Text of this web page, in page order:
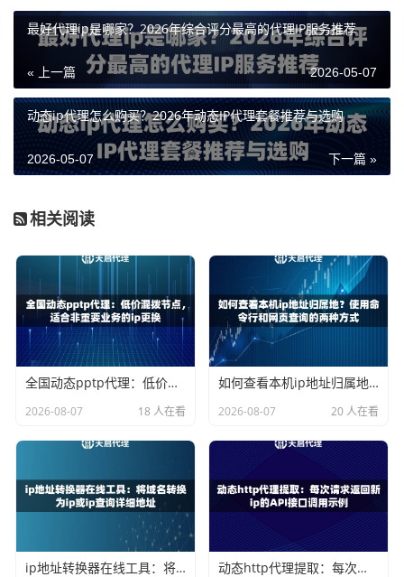
化。这对于需要IP高度稳定的电商运营来说是致命的。
而专业的代理IP服务，特别是静态长效代理IP，正是为了解
决这个问题而生的。它能够为你提供一个长期稳定不变的IP
地址，完美契合电商账号IP绑定的需求。通过代理IP，你的
网络请求会先经过代理服务器，再由代理服务器访问目标平
台，这样平台看到的就是代理服务器的固定IP，而非你本地
不稳定的网络IP。
如何利用天启代理实现电商多平台IP绑定
天启代理提供的企业级代理服务，其 长效静态IP产品非常适
合电商固定IP的场景。下面是一个清晰的操作步骤：
第一步：规划IP分配方案
在开始之前，你需要做一个简单的规划。建议制作一个表
格，明确每个平台、每个账号对应哪个IP。例如：
电商平台 店铺账号 绑定IP地址
备注
平台A
店铺A1 IP地址1 主账号，仅限此IP登录
子账号，与A1严格隔离
平台B 店铺B1 IP地址3 独立运营
这个规划是后续所有操作的基础，务必清晰、不混淆。
最好代理ip是哪家？2026年综合评分最高的代理IP服务推荐
« 上一篇 2026-05-07
动态ip代理怎么购买？2026年动态IP代理套餐推荐与选购
下一篇 »
2026-05-07
相关阅读
全国动态pptp代理：低价混拨节点，适合非重要业务的ip更换
2026-08-07 18 人在看
如何查看本机ip地址归属地？使用命令行和网页查询的两种方式
2026-08-07 20 人在看
ip地址转换器在线工具：将域名转换为ip或ip查询详细地址 动态http代理提取：每次请求返回新ip的API接口调用示例